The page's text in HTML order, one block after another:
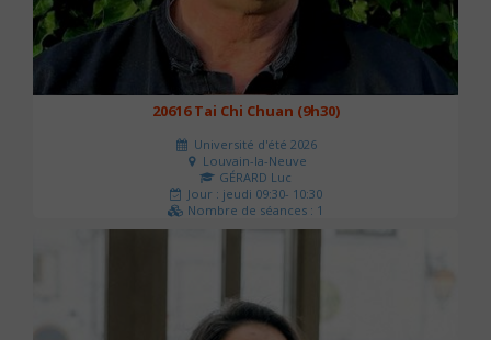
20616 Tai Chi Chuan (9h30)
Université d'été 2026
Louvain-la-Neuve
GÉRARD Luc
Jour : jeudi 09:30- 10:30
Nombre de séances : 1